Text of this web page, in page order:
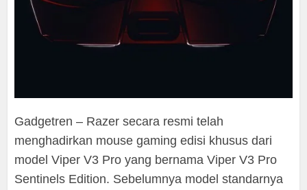
Gadgetren – Razer secara resmi telah
menghadirkan mouse gaming edisi khusus dari
model Viper V3 Pro yang bernama Viper V3 Pro
Sentinels Edition. Sebelumnya model standarnya